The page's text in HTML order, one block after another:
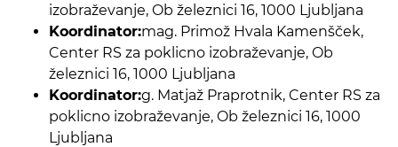
izobraževanje, Ob železnici 16, 1000 Ljubljana
Koordinator:mag. Primož Hvala Kamenšček,
Center RS za poklicno izobraževanje, Ob
železnici 16, 1000 Ljubljana
Koordinator:g. Matjaž Praprotnik, Center RS za
poklicno izobraževanje, Ob železnici 16, 1000
Ljubljana